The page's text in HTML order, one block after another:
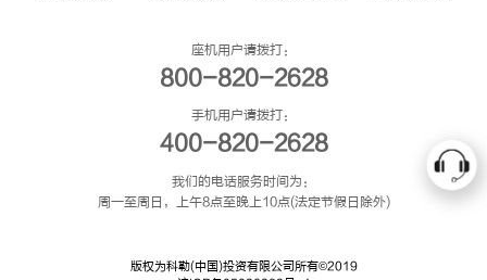
座机用户请拨打：
800-820-2628
手机用户请拨打：
400-820-2628
我们的电话服务时间为：
周一至周日，上午8点至晚上10点(法定节假日除外)
版权为科勒(中国)投资有限公司所有©2019